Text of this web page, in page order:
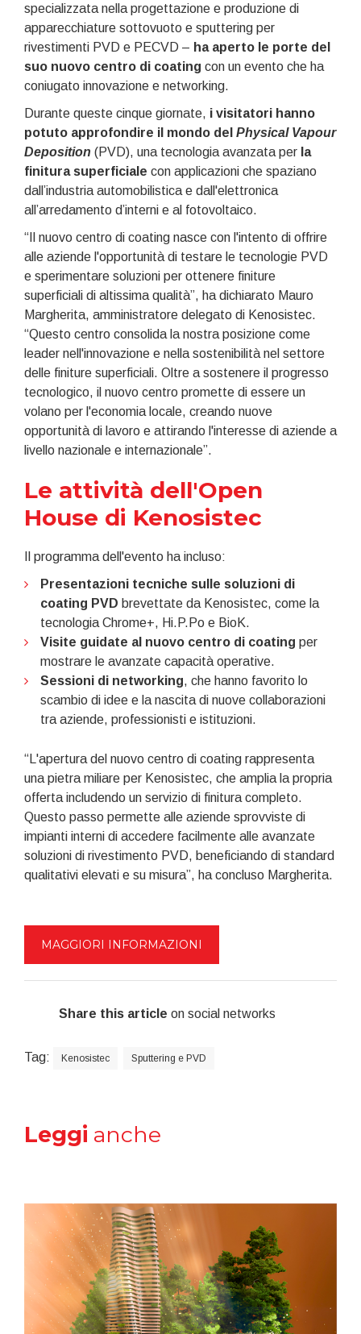
specializzata nella progettazione e produzione di
apparecchiature sottovuoto e sputtering per
rivestimenti PVD e PECVD – ha aperto le porte del
suo nuovo centro di coating con un evento che ha
coniugato innovazione e networking.
Durante queste cinque giornate, i visitatori hanno
potuto approfondire il mondo del Physical Vapour
Deposition (PVD), una tecnologia avanzata per la
finitura superficiale con applicazioni che spaziano
dall’industria automobilistica e dall'elettronica
all’arredamento d’interni e al fotovoltaico.
“Il nuovo centro di coating nasce con l'intento di offrire
alle aziende l'opportunità di testare le tecnologie PVD
e sperimentare soluzioni per ottenere finiture
superficiali di altissima qualità”, ha dichiarato Mauro
Margherita, amministratore delegato di Kenosistec.
“Questo centro consolida la nostra posizione come
leader nell'innovazione e nella sostenibilità nel settore
delle finiture superficiali. Oltre a sostenere il progresso
tecnologico, il nuovo centro promette di essere un
volano per l'economia locale, creando nuove
opportunità di lavoro e attirando l'interesse di aziende a
livello nazionale e internazionale”.
Le attività dell'Open
House di Kenosistec
Il programma dell'evento ha incluso:
Presentazioni tecniche sulle soluzioni di
coating PVD brevettate da Kenosistec, come la
tecnologia Chrome+, Hi.P.Po e BioK.
Visite guidate al nuovo centro di coating per
mostrare le avanzate capacità operative.
Sessioni di networking, che hanno favorito lo
scambio di idee e la nascita di nuove collaborazioni
tra aziende, professionisti e istituzioni.
“L'apertura del nuovo centro di coating rappresenta
una pietra miliare per Kenosistec, che amplia la propria
offerta includendo un servizio di finitura completo.
Questo passo permette alle aziende sprovviste di
impianti interni di accedere facilmente alle avanzate
soluzioni di rivestimento PVD, beneficiando di standard
qualitativi elevati e su misura”, ha concluso Margherita.
MAGGIORI INFORMAZIONI
Share this article on social networks
Tag: Kenosistec Sputtering e PVD
Leggi anche